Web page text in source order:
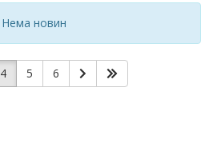
Нема новин
4 5 6